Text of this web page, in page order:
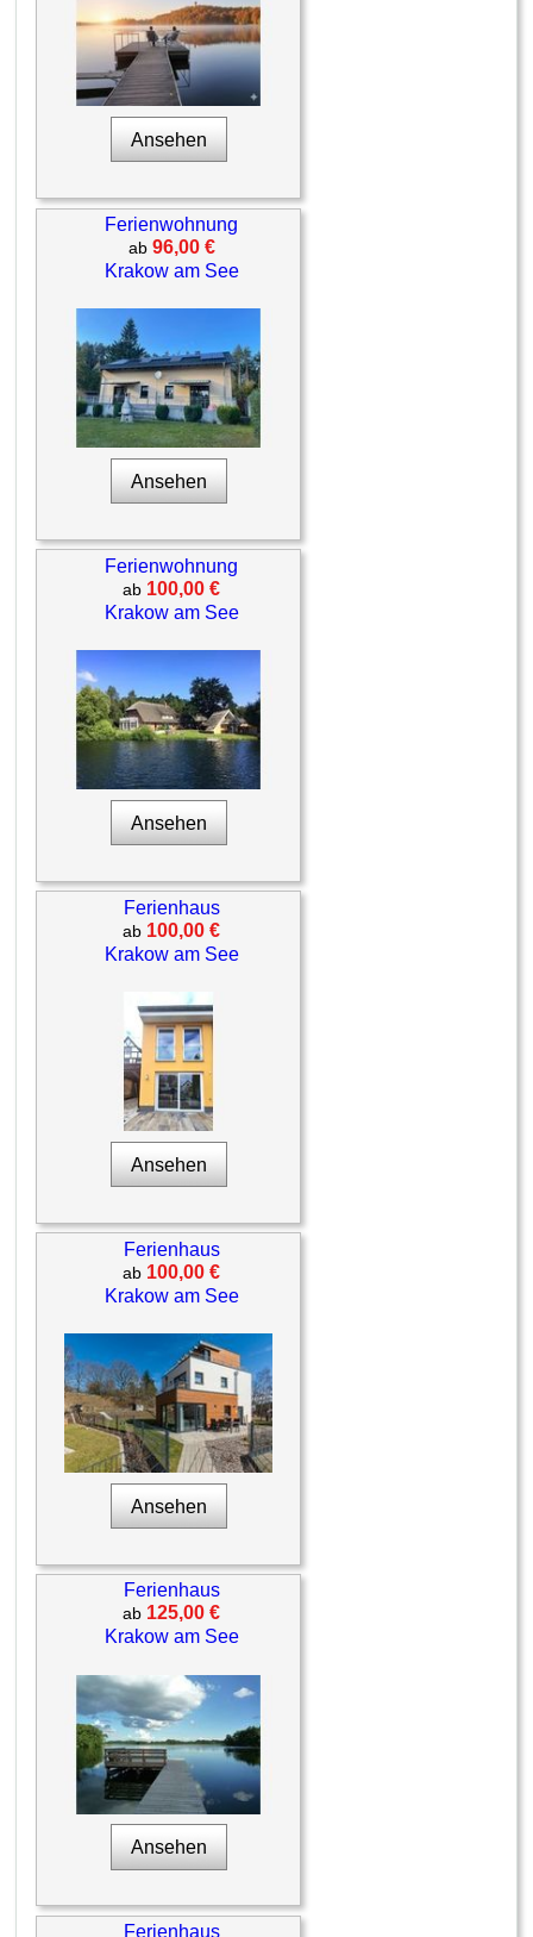
Ansehen
Ferienwohnung
ab 96,00 €
Krakow am See
Ansehen
Ferienwohnung
ab 100,00 €
Krakow am See
Ansehen
Ferienhaus
ab 100,00 €
Krakow am See
Ansehen
Ferienhaus
ab 100,00 €
Krakow am See
Ansehen
Ferienhaus
ab 125,00 €
Krakow am See
Ansehen
Ferienhaus